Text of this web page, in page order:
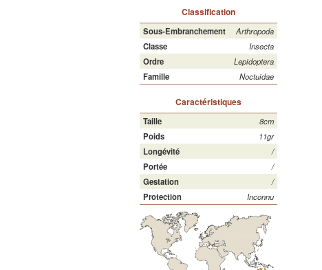
Classification
Sous-Embranchement
Arthropoda
Classe
Insecta
Ordre
Lepidoptera
Famille
Noctuidae
Caractéristiques
Taille
8cm
Poids
11gr
Longévité
/
Portée
/
Gestation
/
Protection
Inconnu